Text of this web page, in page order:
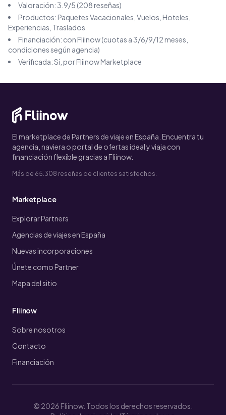
Valoración:3.9/5 (208reseñas)
Productos:Paquetes Vacacionales, Vuelos, Hoteles,
Experiencias, Traslados
Financiación: con Fliinow (cuotas a 3/6/9/12 meses,
condiciones según agencia)
Verificada: Sí, por Fliinow Marketplace
El marketplace de Partners de viaje en España. Encuentra tu
agencia, naviera o portal de ofertas ideal y viaja con
financiación flexible gracias a Fliinow.
Más de 65.308 reseñas de clientes satisfechos.
Marketplace
Explorar Partners
Agencias de viajes en España
Nuevas incorporaciones
Únete como Partner
Mapa del sitio
Fliinow
Sobre nosotros
Contacto
Financiación
© 2026 Fliinow. Todos los derechos reservados.